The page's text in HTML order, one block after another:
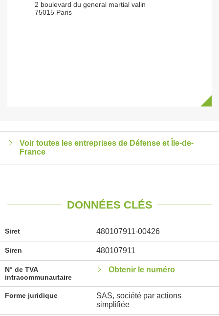
2 boulevard du general martial valin
75015 Paris
Voir toutes les entreprises de Défense et Île-de-
France
DONNÉES CLÉS
Siret 480107911-00426
Siren 480107911
N° de TVA
intracommunautaire
Obtenir le numéro
Forme juridique
SAS, société par actions
simplifiée